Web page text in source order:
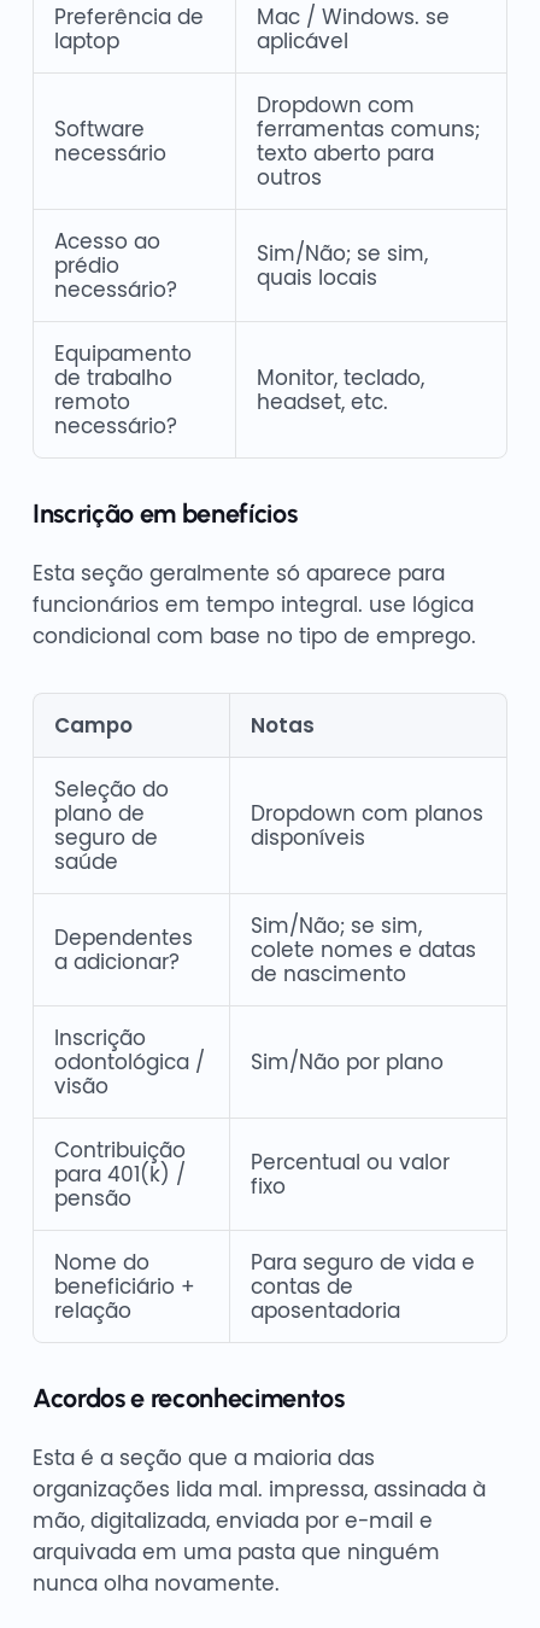
Preferência de
laptop
Mac / Windows. se
aplicável
Software
necessário
Dropdown com
ferramentas comuns;
texto aberto para
outros
Acesso ao
prédio
necessário?
Sim/Não; se sim,
quais locais
Equipamento
de trabalho
remoto
necessário?
Monitor, teclado,
headset, etc.
Inscrição em benefícios
Esta seção geralmente só aparece para
funcionários em tempo integral. use lógica
condicional com base no tipo de emprego.
Campo Notas
Seleção do
plano de
seguro de
saúde
Dropdown com planos
disponíveis
Dependentes
a adicionar?
Sim/Não; se sim,
colete nomes e datas
de nascimento
Inscrição
odontológica /
visão
Sim/Não por plano
Contribuição
para 401(k) /
pensão
Percentual ou valor
fixo
Nome do
beneficiário +
relação
Para seguro de vida e
contas de
aposentadoria
Acordos e reconhecimentos
Esta é a seção que a maioria das
organizações lida mal. impressa, assinada à
mão, digitalizada, enviada por e-mail e
arquivada em uma pasta que ninguém
nunca olha novamente.